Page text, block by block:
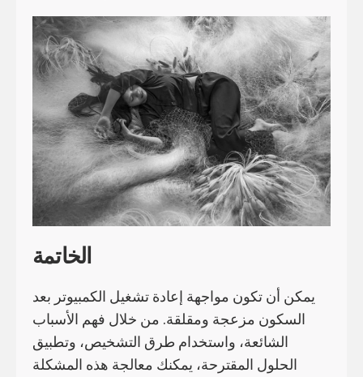
الخاتمة
يمكن أن تكون مواجهة إعادة تشغيل الكمبيوتر بعد
السكون مزعجة ومقلقة. من خلال فهم الأسباب
الشائعة، واستخدام طرق التشخيص، وتطبيق
الحلول المقترحة، يمكنك معالجة هذه المشكلة